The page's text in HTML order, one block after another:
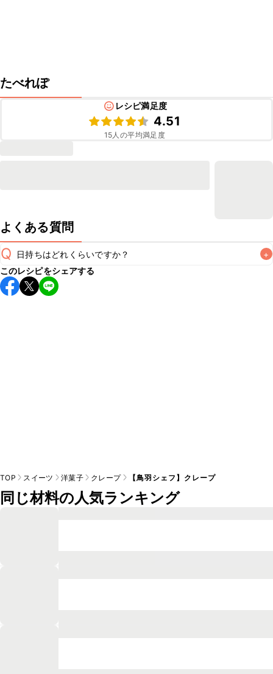
たべれぽ
レシピ満足度
4.51
15人の平均満足度
よくある質問
Q 日持ちはどれくらいですか？ +
保存期間は冷蔵で当日中が目安です。なるべくお早めにお召
し上がりください。
このレシピをシェアする
TOP スイーツ 洋菓子 クレープ 【鳥羽シェフ】クレープ
同じ材料の人気ランキング